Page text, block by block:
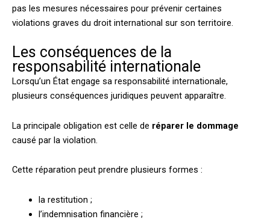
pas les mesures nécessaires pour prévenir certaines
violations graves du droit international sur son territoire.
Les conséquences de la
responsabilité internationale
Lorsqu’un État engage sa responsabilité internationale,
plusieurs conséquences juridiques peuvent apparaître.
La principale obligation est celle de réparer le dommage
causé par la violation.
Cette réparation peut prendre plusieurs formes :
la restitution ;
l’indemnisation financière ;